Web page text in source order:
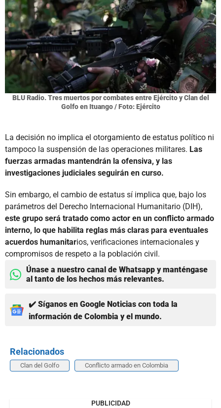
BLU Radio. Tres muertos por combates entre Ejército y Clan del
Golfo en Ituango / Foto: Ejército
La decisión no implica el otorgamiento de estatus político ni
tampoco la suspensión de las operaciones militares. Las
fuerzas armadas mantendrán la ofensiva, y las
investigaciones judiciales seguirán en curso.
Sin embargo, el cambio de estatus sí implica que, bajo los
parámetros del Derecho Internacional Humanitario (DIH),
este grupo será tratado como actor en un conflicto armado
interno, lo que habilita reglas más claras para eventuales
acuerdos humanitarios, verificaciones internacionales y
compromisos de respeto a la población civil.
Únase a nuestro canal de Whatsapp y manténgase
al tanto de los hechos más relevantes.
✔️ Síganos en Google Noticias con toda la
información de Colombia y el mundo.
Relacionados
Clan del Golfo Conflicto armado en Colombia
PUBLICIDAD